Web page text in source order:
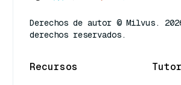
Derechos de autor © Milvus.
derechos reservados.
Recursos